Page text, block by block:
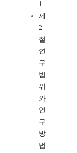
1
제
2
절
연
구
범
위
와
연
구
방
법